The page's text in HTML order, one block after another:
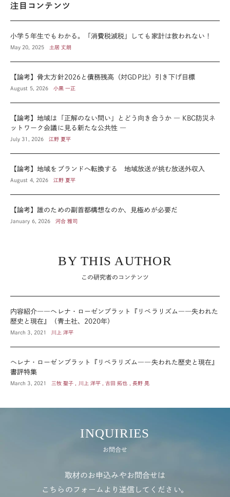
注目コンテンツ
小学５年生でもわかる。「消費税減税」しても家計は救われない！
May 20, 2025 土居 丈朗
【論考】骨太方針2026と債務残高（対GDP比）引き下げ目標
August 5, 2026 小黒 一正
【論考】地域は「正解のない問い」とどう向き合うか ― KBC防災ネ
ットワーク会議に見る新たな公共性 ―
July 31, 2026 江野 夏平
【論考】地域をブランドへ転換する 地域放送が挑む放送外収入
August 4, 2026 江野 夏平
【論考】誰のための副首都構想なのか、見極めが必要だ
January 6, 2026 河合 雅司
BY THIS AUTHOR
この研究者のコンテンツ
内容紹介――ヘレナ・ローゼンブラット『リベラリズム――失われた
歴史と現在』（青土社、2020年）
March 3, 2021 川上 洋平
ヘレナ・ローゼンブラット『リベラリズム――失われた歴史と現在』
書評特集
March 3, 2021 三牧 聖子 , 川上 洋平 , 古田 拓也 , 長野 晃
INQUIRIES
お問合せ
取材のお申込みやお問合せは
こちらのフォームより送信してください。